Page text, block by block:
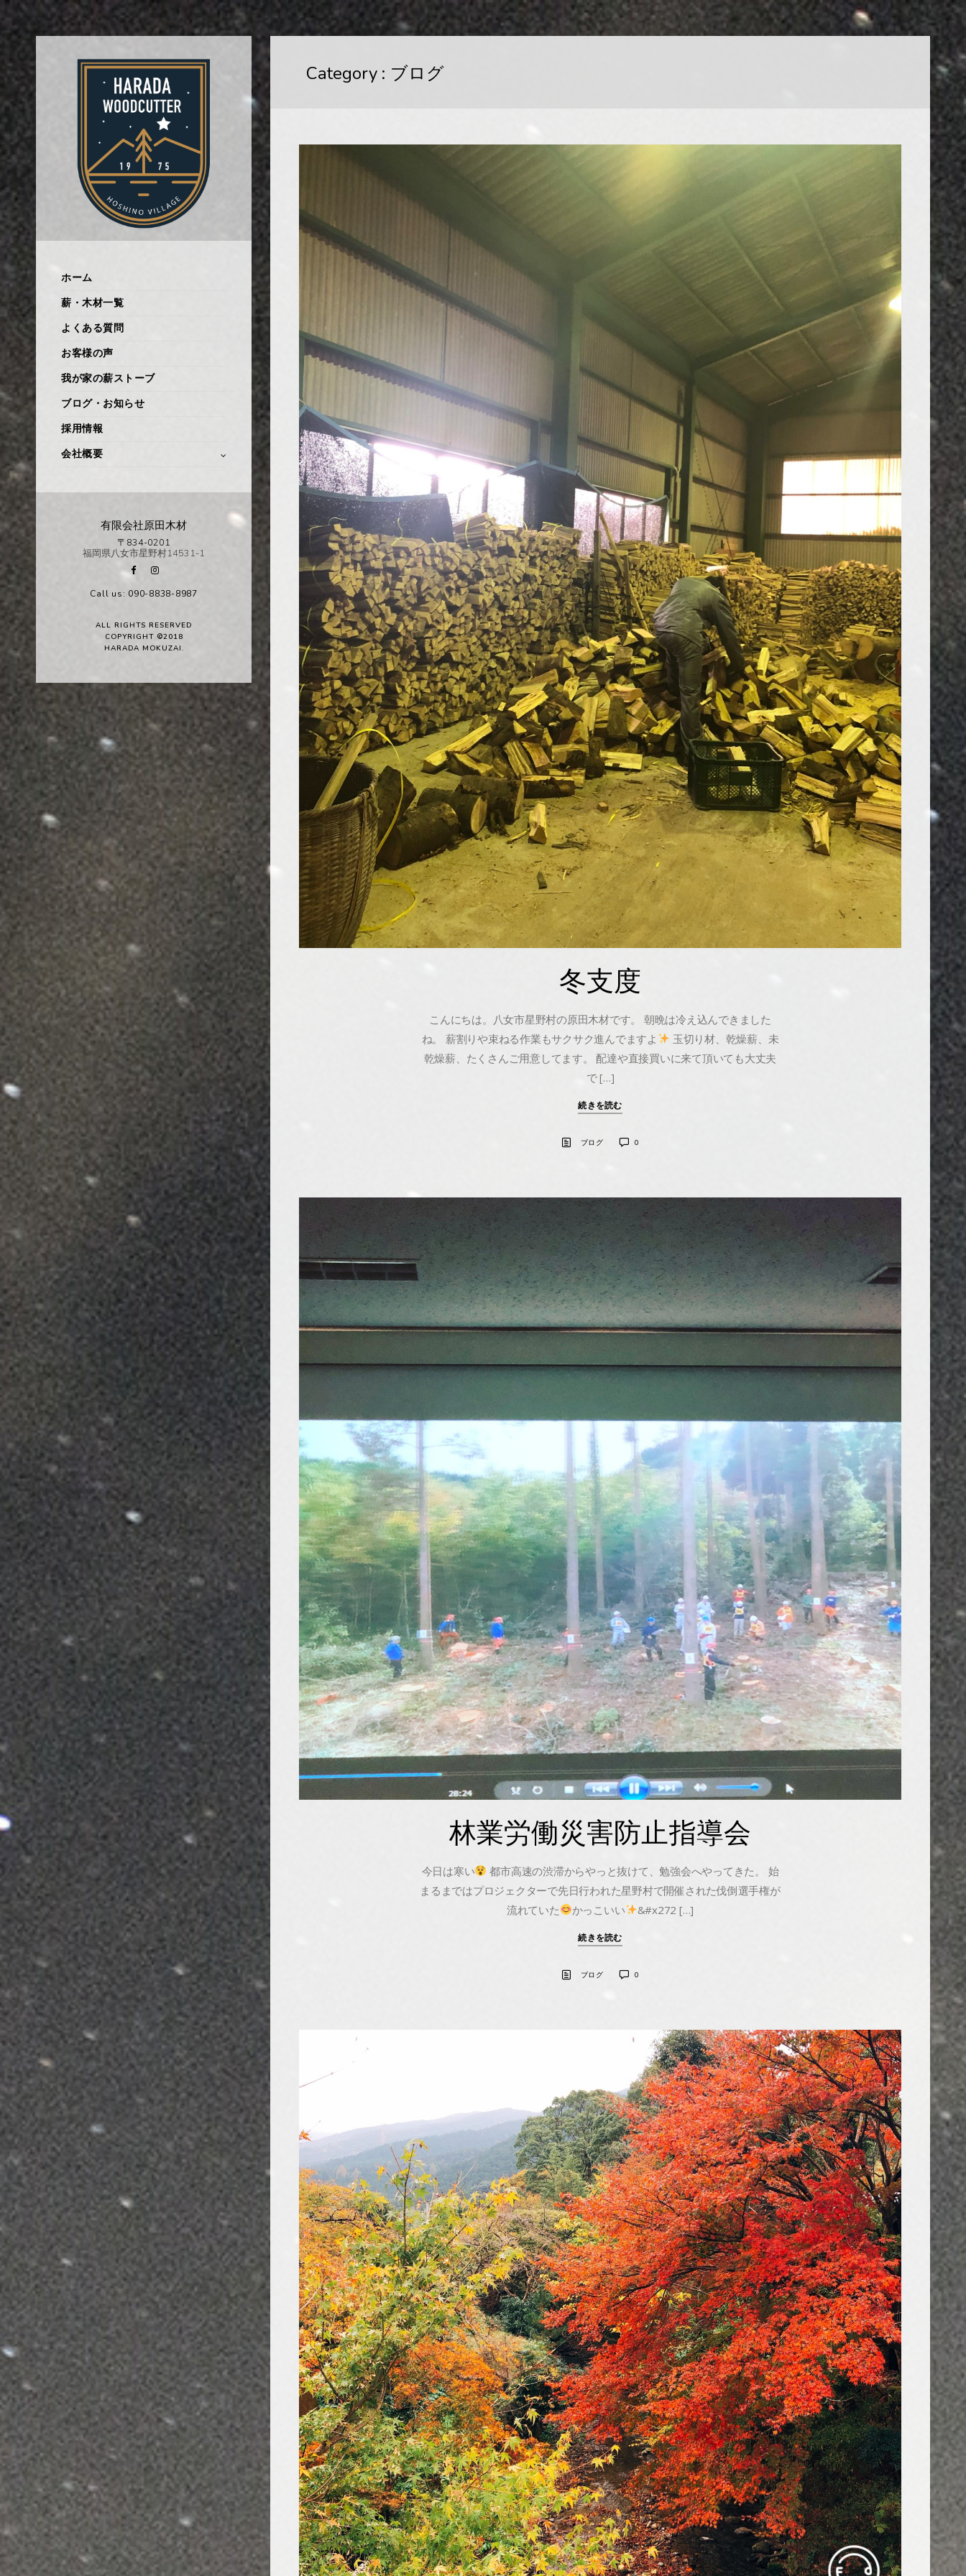
ホーム
薪・木材一覧
よくある質問
お客様の声
我が家の薪ストーブ
ブログ・お知らせ
採用情報
会社概要
有限会社原田木材
〒834-0201
福岡県八女市星野村14531-1
Call us: 090-8838-8987
ALL RIGHTS RESERVED
COPYRIGHT ©2018
HARADA MOKUZAI.
Category : ブログ
冬支度
こんにちは。八女市星野村の原田木材です。 朝晩は冷え込んできました
ね。 薪割りや束ねる作業もサクサク進んでますよ
玉切り材、乾燥薪、未
乾燥薪、たくさんご用意してます。 配達や直接買いに来て頂いても大丈夫
で […]
続きを読む
ブログ 0
林業労働災害防止指導会
今日は寒い
都市高速の渋滞からやっと抜けて、勉強会へやってきた。 始
まるまではプロジェクターで先日行われた星野村で開催された伐倒選手権が
流れていた
かっこいい &#x272 […]
続きを読む
ブログ 0